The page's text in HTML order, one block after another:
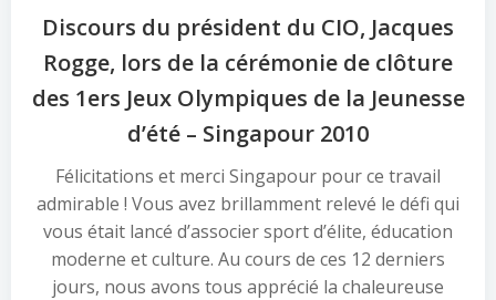
Discours du président du CIO, Jacques
Rogge, lors de la cérémonie de clôture
des 1ers Jeux Olympiques de la Jeunesse
d’été – Singapour 2010
Félicitations et merci Singapour pour ce travail
admirable ! Vous avez brillamment relevé le défi qui
vous était lancé d’associer sport d’élite, éducation
moderne et culture. Au cours de ces 12 derniers
jours, nous avons tous apprécié la chaleureuse